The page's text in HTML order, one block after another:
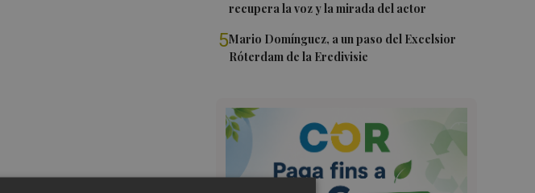
recupera la voz y la mirada del actor
5Mario Domínguez, a un paso del Excelsior
Róterdam de la Eredivisie